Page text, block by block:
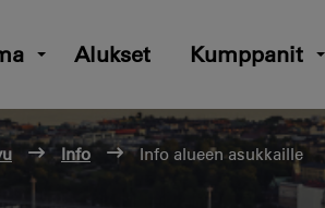
Alukset Kumppanit
Info Info alueen asukkaille